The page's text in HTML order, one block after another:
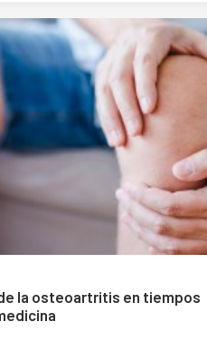
la osteoartritis en tiempos